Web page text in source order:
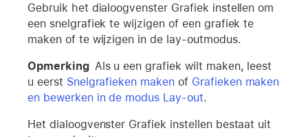
Gebruik het dialoogvenster Grafiek instellen om
een snelgrafiek te wijzigen of een grafiek te
maken of te wijzigen in de lay-outmodus.
Opmerking Als u een grafiek wilt maken, leest
u eerst Snelgrafieken maken of Grafieken maken
en bewerken in de modus Lay-out.
Het dialoogvenster Grafiek instellen bestaat uit